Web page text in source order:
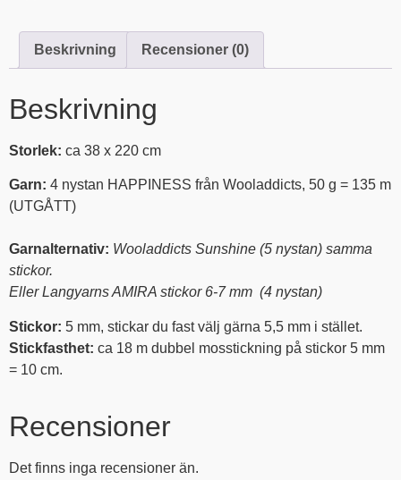
Beskrivning Recensioner (0)
Beskrivning
Storlek: ca 38 x 220 cm
Garn: 4 nystan HAPPINESS från Wooladdicts, 50 g = 135 m
(UTGÅTT)
Garnalternativ: Wooladdicts Sunshine (5 nystan) samma
stickor.
Eller Langyarns AMIRA stickor 6-7 mm (4 nystan)
Stickor: 5 mm, stickar du fast välj gärna 5,5 mm i stället.
Stickfasthet: ca 18 m dubbel mosstickning på stickor 5 mm
= 10 cm.
Recensioner
Det finns inga recensioner än.